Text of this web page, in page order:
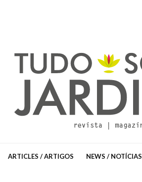
ARTICLES / ARTIGOS NEWS / NOTÍCIAS